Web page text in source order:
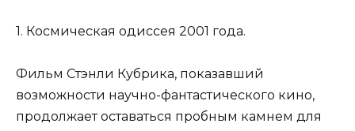
1. Космическая одиссея 2001 года.
Фильм Стэнли Кубрика, показавший
возможности научно-фантастического кино,
продолжает оставаться пробным камнем для